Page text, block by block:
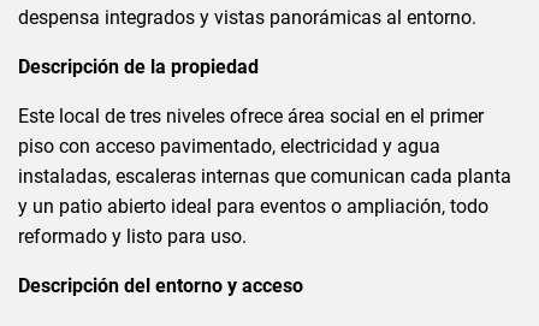
despensa integrados y vistas panorámicas al entorno.
Descripción de la propiedad
Este local de tres niveles ofrece área social en el primer
piso con acceso pavimentado, electricidad y agua
instaladas, escaleras internas que comunican cada planta
y un patio abierto ideal para eventos o ampliación, todo
reformado y listo para uso.
Descripción del entorno y acceso